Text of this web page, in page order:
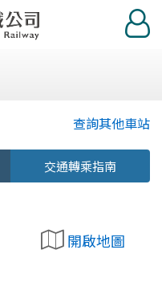
登
入
查詢其他車站
交通轉乘指南
開啟地圖